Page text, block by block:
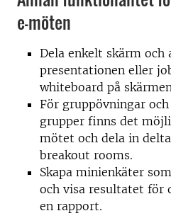
e-möten
Dela enkelt skärm
presentationen eller
whiteboard på
För gruppövningar
grupper finns det
mötet och dela in
breakout rooms.
Skapa minienkäter
och visa resultatet för
en rapport.